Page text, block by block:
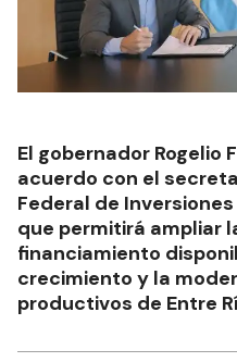
El gobernador Rogelio
acuerdo con el
Federal de
que permitirá ampliar
financiamiento
crecimiento y la
productivos de Entre